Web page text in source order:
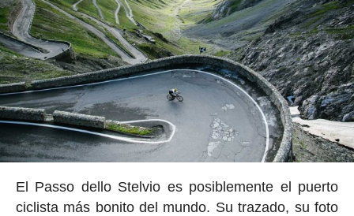
El Passo dello Stelvio es posiblemente el puerto
ciclista más bonito del mundo. Su trazado, su foto